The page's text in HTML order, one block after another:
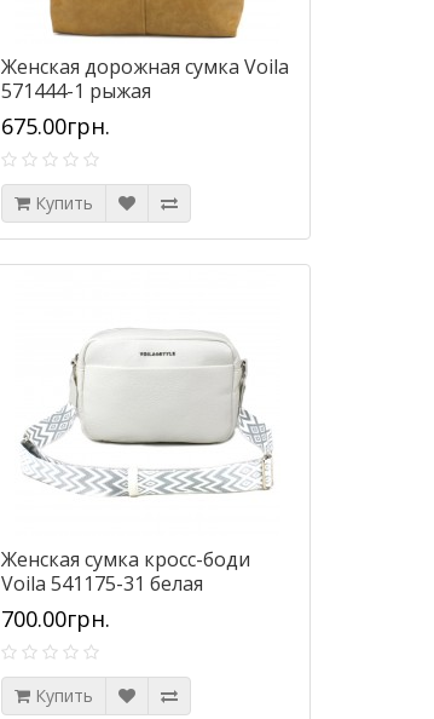
Женская дорожная сумка Voila
571444-1 рыжая
675.00грн.
Купить
Женская сумка кросс-боди
Voila 541175-31 белая
700.00грн.
Купить